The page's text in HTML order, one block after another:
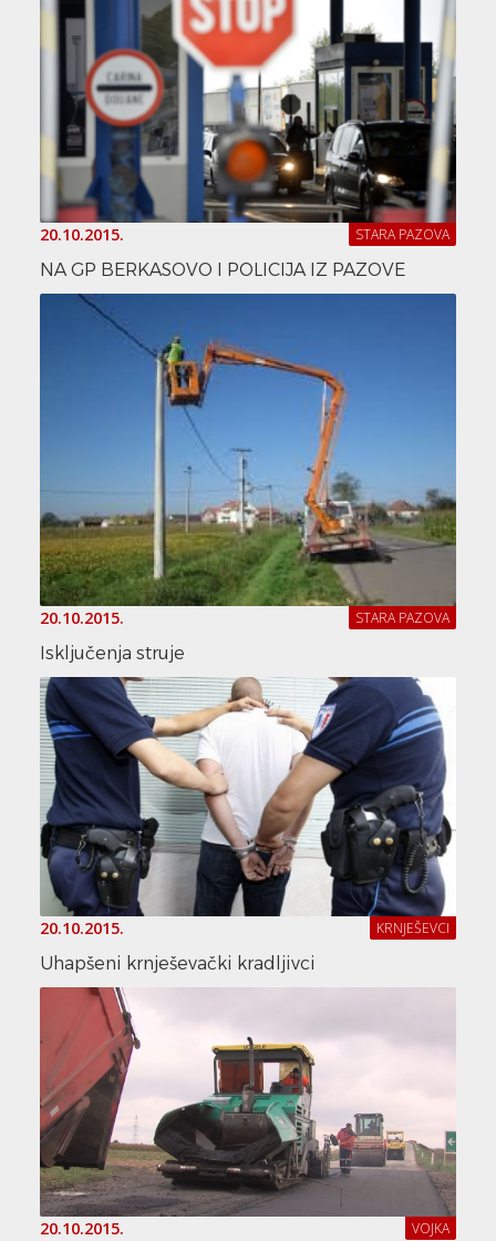
20.10.2015. STARA PAZOVA
NA GP BERKASOVO I POLICIJA IZ PAZOVE
20.10.2015. STARA PAZOVA
Isključenja struje
20.10.2015. KRNJEŠEVCI
Uhapšeni krnješevački kradljivci
20.10.2015. VOJKA